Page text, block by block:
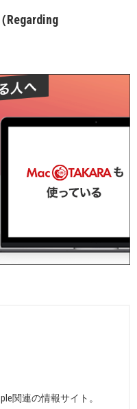
Regarding
関連の情報サイト。